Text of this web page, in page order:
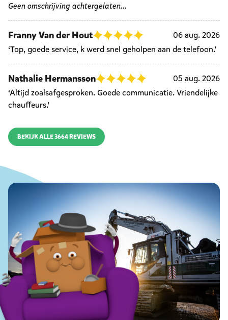
Geen omschrijving achtergelaten...
Franny Van der Hout
06 aug. 2026
‘Top, goede service, k werd snel geholpen aan de telefoon.’
Nathalie Hermansson
05 aug. 2026
‘Altijd zoalsafgesproken. Goede communicatie. Vriendelijke
chauffeurs.’
BEKIJK ALLE 3664 REVIEWS